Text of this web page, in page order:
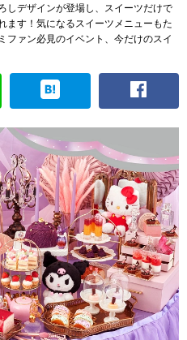
しデザインが登場し、スイーツだけで
ます！気になるスイーツメニューもた
ファン必見のイベント、今だけのスイ